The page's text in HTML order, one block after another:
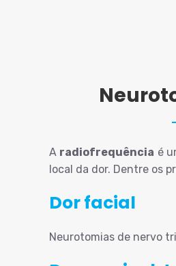
A radiofrequência é
local da dor. Dentre os
Dor facial
Neurotomias de nervo